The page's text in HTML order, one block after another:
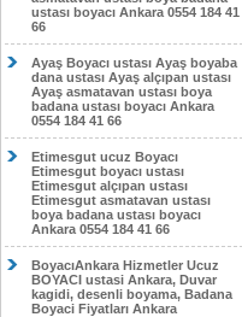
ustası boyacı Ankara 0554 184 41
66
Ayaş Boyacı ustası Ayaş boyaba
dana ustası Ayaş alçıpan ustası
Ayaş asmatavan ustası boya
badana ustası boyacı Ankara
0554 184 41 66
Etimesgut ucuz Boyacı
Etimesgut boyacı ustası
Etimesgut alçıpan ustası
Etimesgut asmatavan ustası
boya badana ustası boyacı
Ankara 0554 184 41 66
BoyacıAnkara Hizmetler Ucuz
BOYACI ustasi Ankara, Duvar
kagidi, desenli boyama, Badana
Boyaci Fiyatları Ankara